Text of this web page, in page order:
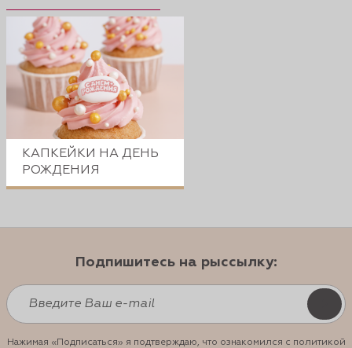
КАПКЕЙКИ НА ДЕНЬ
РОЖДЕНИЯ
Подпишитесь на рыссылку:
Нажимая «Подписаться» я подтверждаю, что ознакомился с политикой